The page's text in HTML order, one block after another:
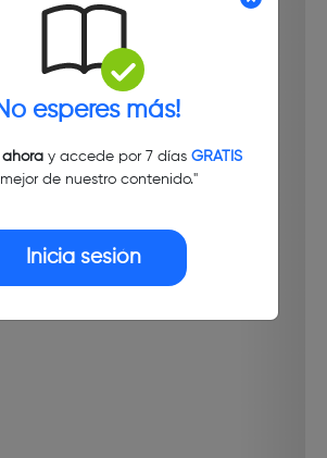
esperes más!
ahoray accede por 7 días GRATIS
de nuestro contenido."
Inicia sesión